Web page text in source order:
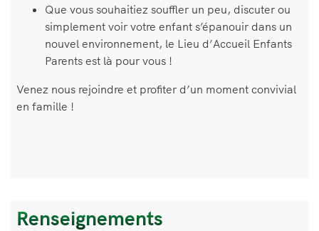
Que vous souhaitiez souffler un peu, discuter ou
simplement voir votre enfant s’épanouir dans un
nouvel environnement, le Lieu d’Accueil Enfants
Parents est là pour vous !
Venez nous rejoindre et profiter d’un moment convivial
en famille !
Informations
Renseignements